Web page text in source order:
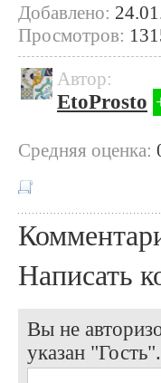
Добавлено:
Просмотров:
Автор:
EtoProsto
Cредняя оценка:
Написать
Вы не
указан "Гость".